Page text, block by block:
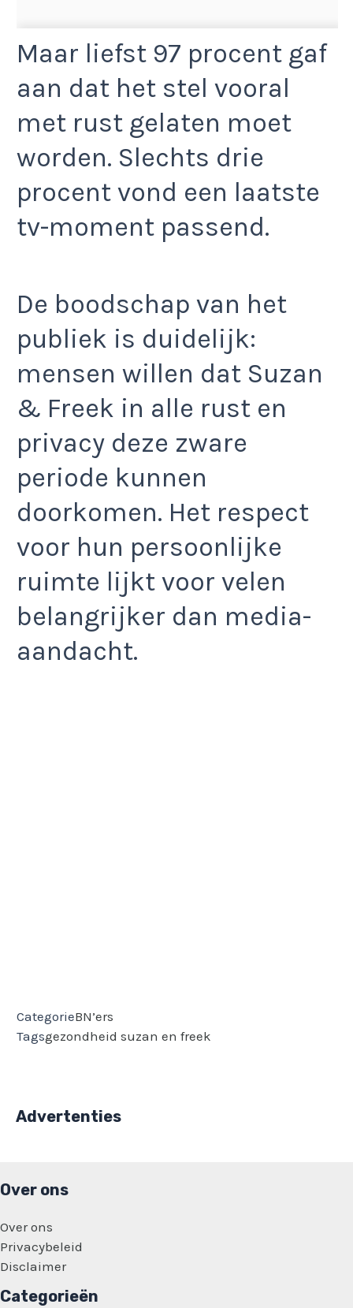
Maar liefst 97 procent gaf
aan dat het stel vooral
met rust gelaten moet
worden. Slechts drie
procent vond een laatste
tv-moment passend.
De boodschap van het
publiek is duidelijk:
mensen willen dat Suzan
& Freek in alle rust en
privacy deze zware
periode kunnen
doorkomen. Het respect
voor hun persoonlijke
ruimte lijkt voor velen
belangrijker dan media-
aandacht.
CategorieBN’ers
Tagsgezondheid suzan en freek
Advertenties
Over ons
Over ons
Privacybeleid
Disclaimer
Categorieën